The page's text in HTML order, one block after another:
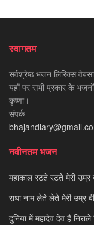
स्वागतम
सर्वश्रेष्ठ भजन लिरिक्स
यहाँ पर सभी प्रकार के
कृष्णा।
संपर्क -
नवीनतम भजन
महाकाल रटते रटते मेरी उम्र
राधा नाम लेते लेते मेरी उम्र
दुनिया में महादेव देव है निराले